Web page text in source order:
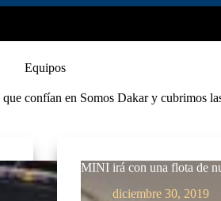
Equipos
confían en Somos Dakar y cubrimos
MINI irá con una flota de
diciembre 30, 2019